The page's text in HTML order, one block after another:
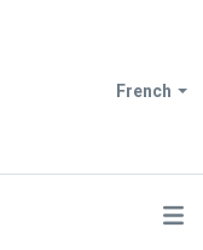
French